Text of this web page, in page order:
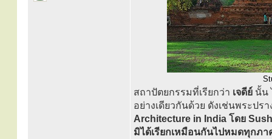
สถาปัตยกรรมที่เรียกว่า เจดีย์ นั้น
อย่างเดียวกันด้วย ดังเช่นพระปร
Architecture in India โดย
มิได้เรียกเหมือนกันไปหมดทุกภา